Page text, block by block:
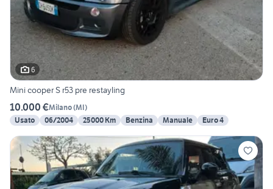
6
Mini cooper S r53 pre restayling
10.000 €Milano(MI)
Usato
06/2004 25000 Km Benzina Manuale Euro 4